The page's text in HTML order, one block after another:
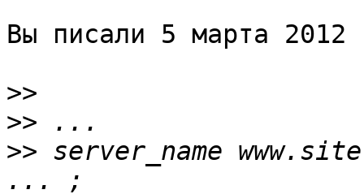
Вы писали 5 марта
>>
>>
>> server_name